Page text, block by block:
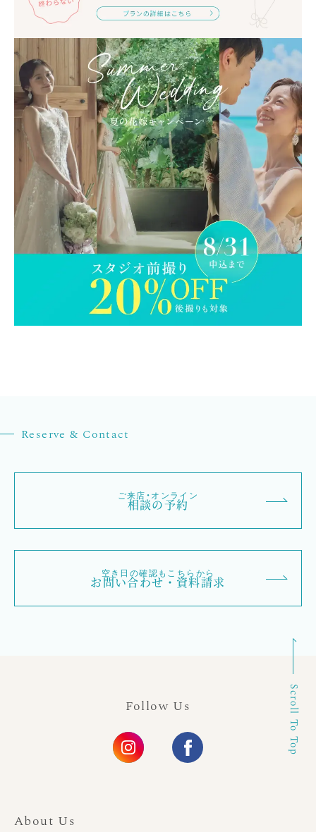
Reserve & Contact
ご来店・オンライン
相談の予約
空き日の確認もこちらから
お問い合わせ・資料請求
Follow Us
About Us
Scroll To Top